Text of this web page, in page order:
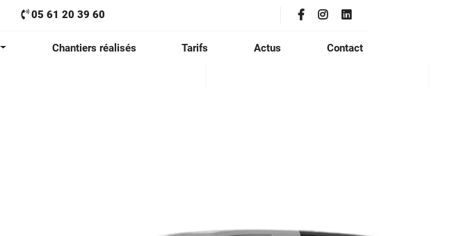
Chantiers réalisés Tarifs Actus Contact
05 61 20 39 60